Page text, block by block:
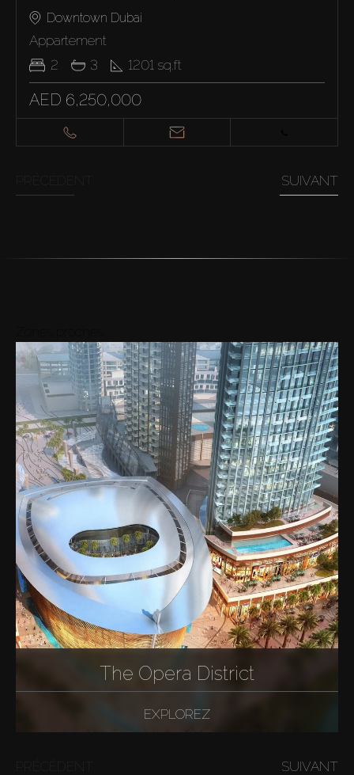
Downtown Dubai
Appartement
2
3 1201 sq.ft
AED 6,250,000
SUIVANT
The Opera District
EXPLOREZ
SUIVANT